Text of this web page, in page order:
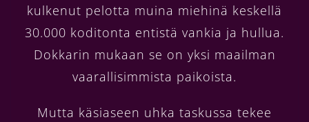
kulkenut pelotta muina miehinä keskellä
30.000 koditonta entistä vankia ja hullua.
Dokkarin mukaan se on yksi maailman
vaarallisimmista paikoista.
Mutta käsiaseen uhka taskussa tekee